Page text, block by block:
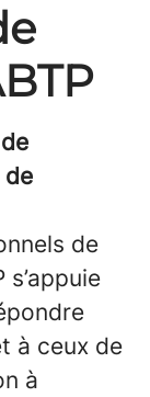
de
de
s’appuie
à ceux de
à